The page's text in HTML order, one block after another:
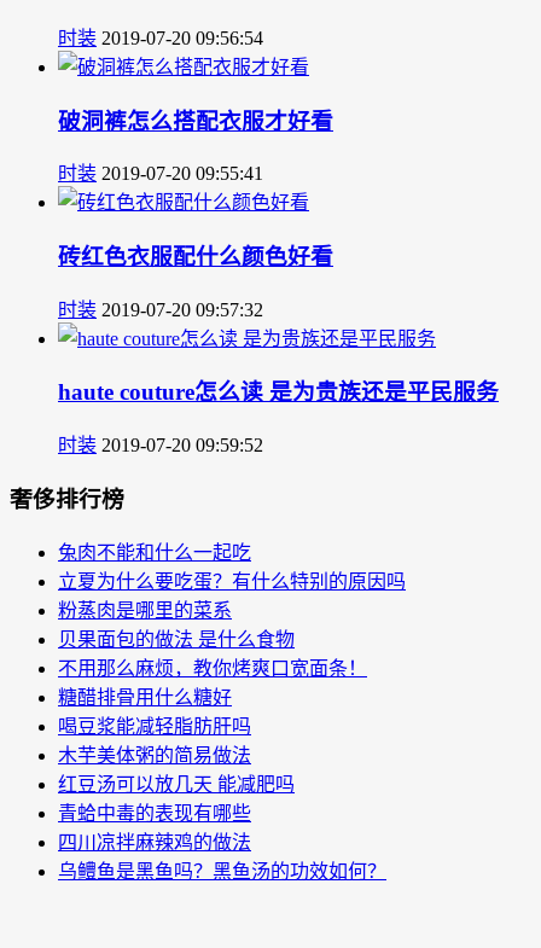
时装 2019-07-20 09:56:54
破洞裤怎么搭配衣服才好看
时装 2019-07-20 09:55:41
砖红色衣服配什么颜色好看
时装 2019-07-20 09:57:32
haute couture怎么读 是为贵族还是平民服务
时装 2019-07-20 09:59:52
奢侈排行榜
兔肉不能和什么一起吃
立夏为什么要吃蛋？有什么特别的原因吗
粉蒸肉是哪里的菜系
贝果面包的做法 是什么食物
不用那么麻烦，教你烤爽口宽面条！
糖醋排骨用什么糖好
喝豆浆能减轻脂肪肝吗
木芋美体粥的简易做法
红豆汤可以放几天 能减肥吗
青蛤中毒的表现有哪些
四川凉拌麻辣鸡的做法
乌鳢鱼是黑鱼吗？黑鱼汤的功效如何？